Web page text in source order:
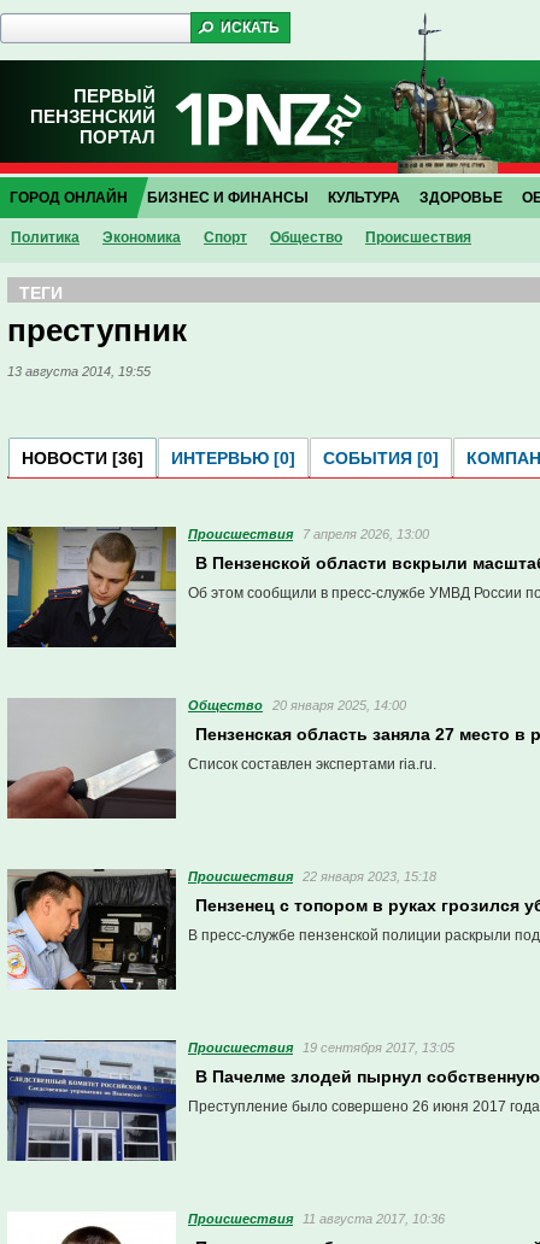
ПЕРВЫЙ
ПЕНЗЕНСКИЙ
ПОРТАЛ
ГОРОД ОНЛАЙН
Политика Экономика Спорт Общество Проиcшествия
БИЗНЕС И ФИНАНСЫ КУЛЬТУРА ЗДОРОВЬЕ
ТЕГИ
преступник
13 августа 2014, 19:55
НОВОСТИ [36] ИНТЕРВЬЮ [0] СОБЫТИЯ [0]
Проиcшествия 7 апреля 2026, 13:00
В Пензенской области вскрыли
Об этом сообщили в пресс-службе УМВД России
Общество 20 января 2025, 14:00
Пензенская область заняла 27 место
Список составлен экспертами ria.ru.
Проиcшествия 22 января 2023, 15:18
Пензенец с топором в руках грозился
В пресс-службе пензенской полиции раскрыли
Проиcшествия 19 сентября 2017, 13:05
В Пачелме злодей пырнул
Преступление было совершено 26 июня 2017
Проиcшествия 11 августа 2017, 10:36